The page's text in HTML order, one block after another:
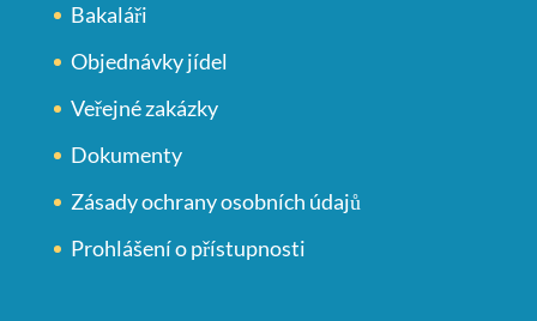
Bakaláři
Objednávky jídel
Veřejné zakázky
Dokumenty
Zásady ochrany osobních údajů
Prohlášení o přístupnosti